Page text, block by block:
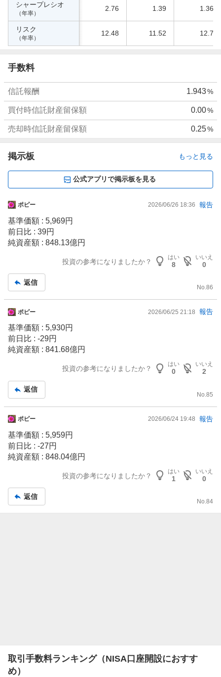
シャープレシオ
（年率）
2.76 1.39 1.36
リスク
（年率）
12.48 11.52 12.7
手数料
信託報酬 1.943%
買付時信託財産留保額 0.00%
売却時信託財産留保額 0.25%
掲示板 もっと見る
公式アプリで掲示板を見る
掲
示
板
記
事
ポピー 2026/06/26 18:36 報告
基準価額 : 5,969円
前日比 : 39円
純資産額 : 848.13億円
投資の参考になりましたか？
はい
8
いいえ
0
返信
No.86
掲
示
板
記
事
ポピー 2026/06/25 21:18 報告
基準価額 : 5,930円
前日比 : -29円
純資産額 : 841.68億円
投資の参考になりましたか？
はい
0
いいえ
2
返信
No. 85
掲
示
板
記
事
ポピー 2026/06/24 19:48 報告
基準価額 : 5,959円
前日比 : -27円
純資産額 : 848.04億円
投資の参考になりましたか？
はい
1
いいえ
0
返信
No.84
取引手数料ランキング（NISA口座開設におすす
め）